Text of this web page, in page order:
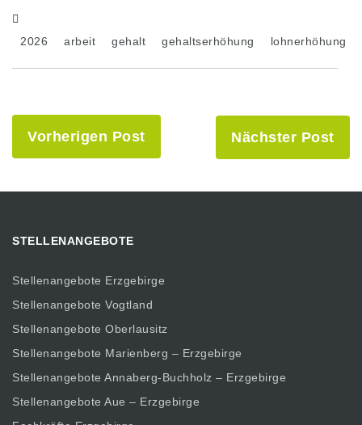
2026 arbeit gehalt gehaltserhöhung lohnerhöhung
Vorherigen Post Nächster Post
STELLENANGEBOTE
Stellenangebote Erzgebirge
Stellenangebote Vogtland
Stellenangebote Oberlausitz
Stellenangebote Marienberg – Erzgebirge
Stellenangebote Annaberg-Buchholz – Erzgebirge
Stellenangebote Aue – Erzgebirge